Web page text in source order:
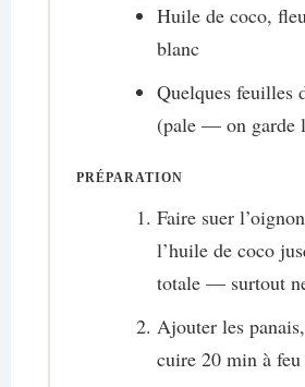
Huile de coco,
blanc
Quelques feuilles
(pale — on garde
PRÉPARATION
Faire suer
l’huile de coco
totale — surtout
Ajouter les
cuire 20 min à feu